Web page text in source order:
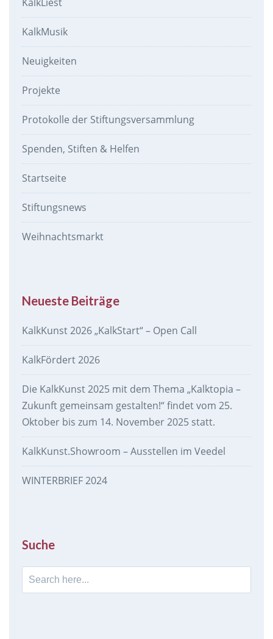
KalkLiest
KalkMusik
Neuigkeiten
Projekte
Protokolle der Stiftungsversammlung
Spenden, Stiften & Helfen
Startseite
Stiftungsnews
Weihnachtsmarkt
Neueste Beiträge
KalkKunst 2026 „KalkStart“ – Open Call
KalkFördert 2026
Die KalkKunst 2025 mit dem Thema „Kalktopia –
Zukunft gemeinsam gestalten!“ findet vom 25.
Oktober bis zum 14. November 2025 statt.
KalkKunst.Showroom – Ausstellen im Veedel
WINTERBRIEF 2024
Suche
Search
for: